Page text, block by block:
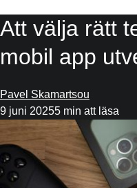
Att välja rätt
mobil app
Pavel Skamartsou
9 juni 20255 min att läsa